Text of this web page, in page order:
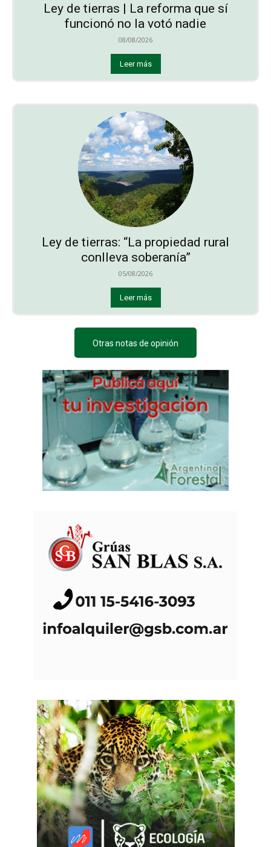
Ley de tierras | La reforma que sí
funcionó no la votó nadie
08/08/2026
Leer más
Ley de tierras: “La propiedad rural
conlleva soberanía”
05/08/2026
Leer más
Otras notas de opinión